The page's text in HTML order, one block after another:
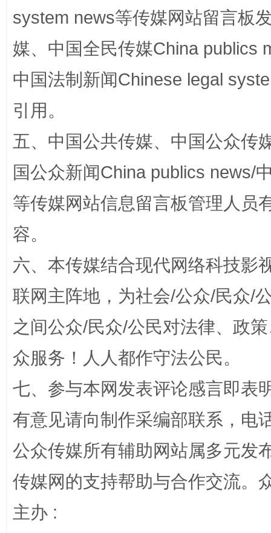
站台名比不上好声名
招工难、用工荒背后
system news等传媒网站留言板
媒、中国全民传媒China publics
中国法制新闻Chinese legal
引用。
五、中国公共传媒、中国公众传
国公众新闻China publics news/
等传媒网站信息留言板管理人员
容。
六、本传媒结合现代网络科技影
联网主阵地，为社会/公众/民众/
之间公众/民众/公民对法律、政
众服务！人人都作守法公民。
七、参与本网发表评论感言即表
有意见请向制作采编部联系，电
公众传媒所有辅助网站属多元发
传媒网的支持帮助与合作交流。
主办 :